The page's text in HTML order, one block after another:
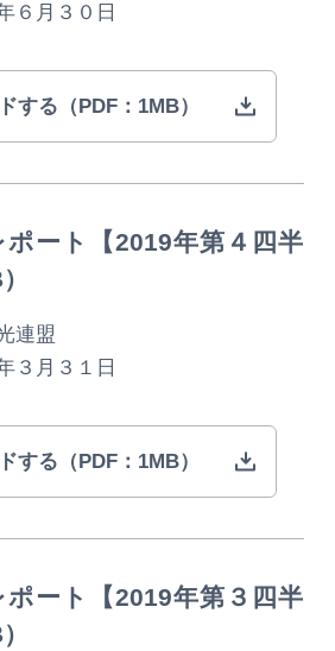
６月３０日
する（PDF：1MB）
ート【2019年第４四半
連盟
３月３１日
する（PDF：1MB）
ート【2019年第３四半